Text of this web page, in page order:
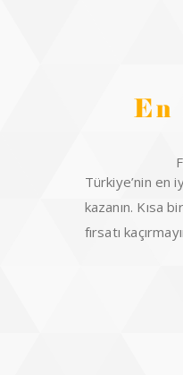
Türkiye’nin en
kazanın. Kısa
fırsatı